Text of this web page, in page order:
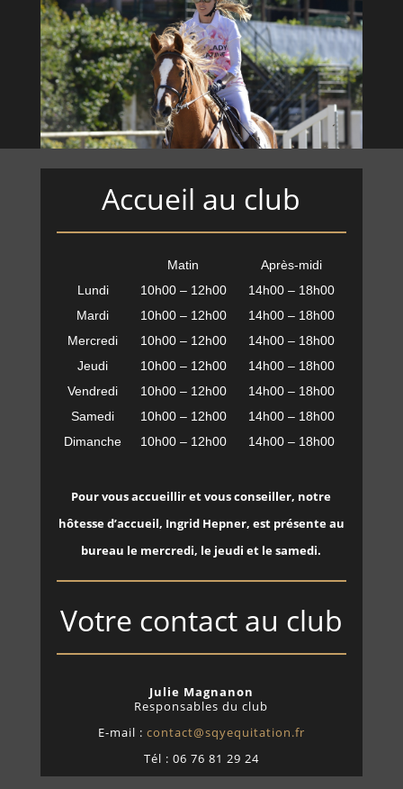
Accueil au club
Matin
Après-midi
Lundi
10h00 – 12h00
14h00 – 18h00
Mardi
10h00 – 12h00
14h00 – 18h00
Mercredi
10h00 – 12h00
14h00 – 18h00
Jeudi
10h00 – 12h00
14h00 – 18h00
Vendredi
10h00 – 12h00
14h00 – 18h00
Samedi
10h00 – 12h00
14h00 – 18h00
Dimanche
10h00 – 12h00 14h00 – 18h00
Pour vous accueillir et vous conseiller, notre
hôtesse d’accueil, Ingrid Hepner, est présente au
bureau le mercredi, le jeudi et le samedi.
Votre contact au club
Julie Magnanon
Responsables du club
E-mail : contact@sqyequitation.fr
Tél : 06 76 81 29 24